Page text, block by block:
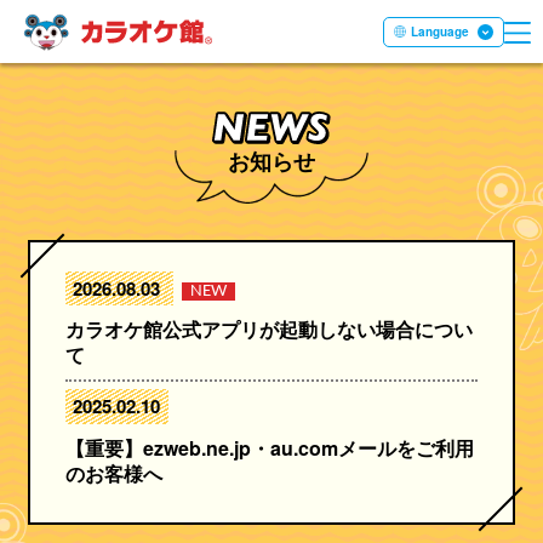
本文へ移動する Language
お知らせ
2026.08.03 NEW
カラオケ館公式アプリが起動しない場合につい
て
2025.02.10
【重要】ezweb.ne.jp・au.comメールをご利用
のお客様へ